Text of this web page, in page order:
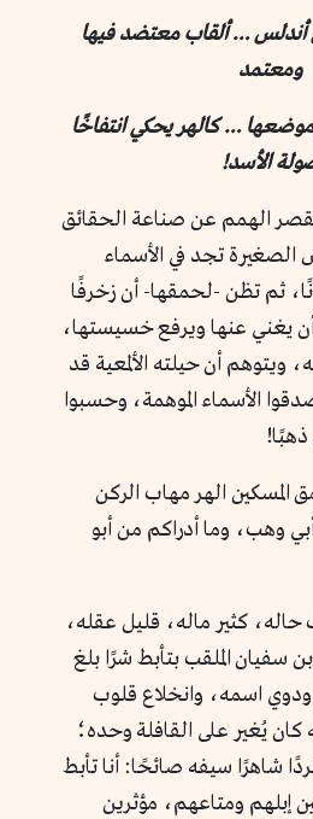
أندلس … ألقاب معتضد فيها
ومعتمد
… كالهر يحكي انتفاخًا
الأسد!
الهمم عن صناعة الحقائق
الصغيرة تجد في الأسماء
ثم تظن -لحمقها- أن زخرفًا
يغني عنها ويرفع خسيستها،
أن حيلته الألمعية قد
الأسماء الموهمة، وحسبوا
المسكين الهر مهاب الركن
وهب، وما أدراكم من أبو
كثير ماله، قليل عقله،
سفيان الملقب بتأبط شرًا بلغ
اسمه، وانخلاع قلوب
كان يُغير على القافلة وحده؛
شاهرًا سيفه صائحًا: أنا تأبط
إبلهم ومتاعهم، مؤثرين